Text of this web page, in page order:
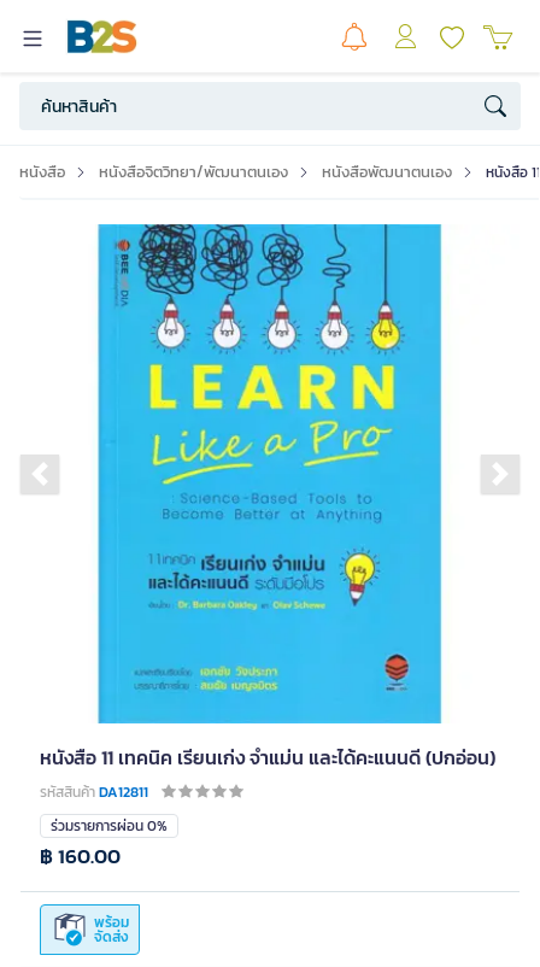
หนังสือ หนังสือจิตวิทยา/พัฒนาตนเอง หนังสือพัฒนาตนเอง หนังสือ
Previous slide
หนังสือ 11 เทคนิค เรียนเก่ง จำแม่น และได้คะแนนดี (ปกอ่อน)
รหัสสินค้าDA12811
ร่วมรายการผ่อน 0%
พร้อม
จัดส่ง
฿ 160.00